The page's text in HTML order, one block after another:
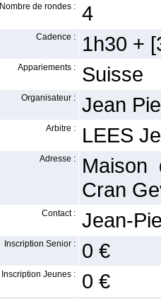
Nombre de rondes : 4
Cadence : 1h30 +
Appariements : Suisse
Organisateur : Jean
Arbitre : LEES
Adresse :
Maison
Cran
Contact : Jean-
Inscription Senior : 0 €
Inscription Jeunes : 0 €